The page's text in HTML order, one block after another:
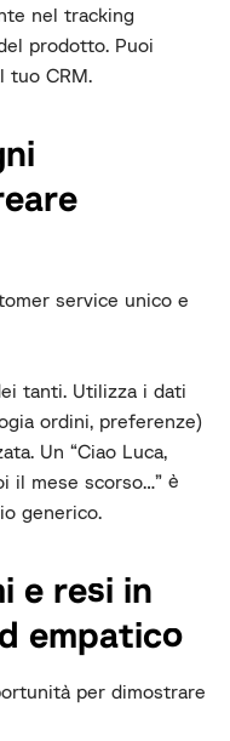
nel tracking
prodotto. Puoi
tuo CRM.
service unico e
tanti. Utilizza i dati
ordini, preferenze)
Un “Ciao Luca,
il mese scorso…” è
generico.
e resi in
empatico
per dimostrare